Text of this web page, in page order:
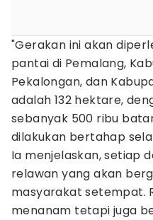
"Gerakan ini akan
pantai di Pemalang,
Pekalongan, dan
adalah 132 hektare,
sebanyak 500 ribu
dilakukan bertahap
Ia menjelaskan, setiap
relawan yang akan
masyarakat setempat.
menanam tetapi juga